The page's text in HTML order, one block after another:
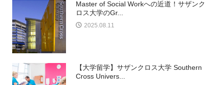
Master of Social Workへの近道！サザンク
ロス大学のGr...
2025.08.11
【大学留学】サザンクロス大学 Southern
Cross Univers...